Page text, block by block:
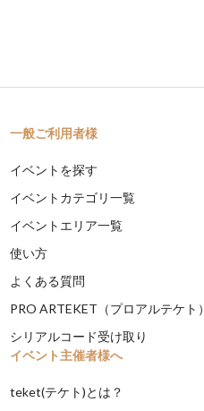
一般ご利用者様
イベントを探す
イベントカテゴリ一覧
イベントエリア一覧
使い方
よくある質問
PRO ARTEKET（プロアルテケト）
シリアルコード受け取り
イベント主催者様へ
teket(テケト)とは？